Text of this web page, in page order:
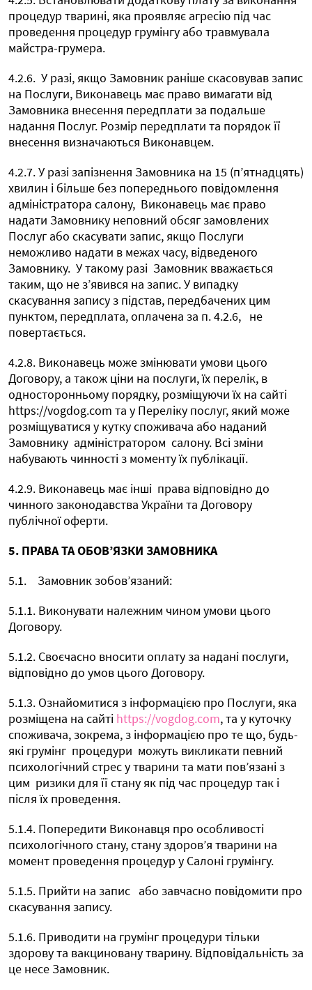
процедур тварині, яка проявляє агресію під час
проведення процедур грумінгу або травмувала
майстра-грумера.
4.2.6. У разі, якщо Замовник раніше скасовував запис
на Послуги, Виконавець має право вимагати від
Замовника внесення передплати за подальше
надання Послуг. Розмір передплати та порядок її
внесення визначаються Виконавцем.
4.2.7. У разі запізнення Замовника на 15 (п’ятнадцять)
хвилин і більше без попереднього повідомлення
адміністратора салону, Виконавець має право
надати Замовнику неповний обсяг замовлених
Послуг або скасувати запис, якщо Послуги
неможливо надати в межах часу, відведеного
Замовнику. У такому разі Замовник вважається
таким, що не з’явився на запис. У випадку
скасування запису з підстав, передбачених цим
пунктом, передплата, оплачена за п. 4.2.6, не
повертається.
4.2.8. Виконавець може змінювати умови цього
Договору, а також ціни на послуги, їх перелік, в
односторонньому порядку, розміщуючи їх на сайті
https://vogdog.com та у Переліку послуг, який може
розміщуватися у кутку споживача або наданий
Замовнику адміністратором салону. Всі зміни
набувають чинності з моменту їх публікації.
4.2.9. Виконавець має інші права відповідно до
чинного законодавства України та Договору
публічної оферти.
5. ПРАВА ТА ОБОВ’ЯЗКИ ЗАМОВНИКА
5.1.
Замовник зобов’язаний:
5.1.1. Виконувати належним чином умови цього
Договору.
5.1.2. Своєчасно вносити оплату за надані послуги,
відповідно до умов цього Договору.
5.1.3. Ознайомитися з інформацією про Послуги, яка
розміщена на сайті https://vogdog.com, та у куточку
споживача, зокрема, з інформацією про те що, будь-
які грумінг процедури можуть викликати певний
психологічний стрес у тварини та мати пов’язані з
цим ризики для її стану як під час процедур так і
після їх проведення.
5.1.4. Попередити Виконавця про особливості
психологічного стану, стану здоров’я тварини на
момент проведення процедур у Салоні грумінгу.
5.1.5. Прийти на запис або завчасно повідомити про
скасування запису.
5.1.6. Приводити на грумінг процедури тільки
здорову та вакциновану тварину. Відповідальність за
це несе Замовник.